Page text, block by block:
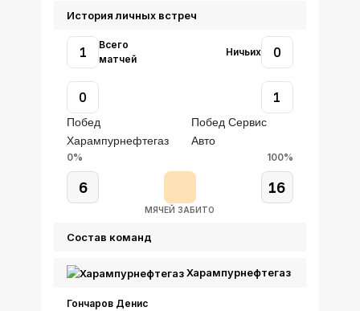
История личных встреч
1
Всего
матчей
0
Ничьих
0
Побед
Харампурнефтегаз
0%
1
Побед Сервис
Авто
100%
6
МЯЧЕЙ ЗАБИТО
16
Состав команд
Харампурнефтегаз
Гончаров Денис